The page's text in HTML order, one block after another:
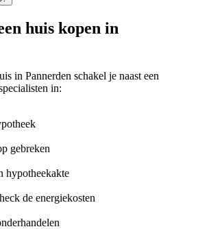
huis kopen in
in Pannerden schakel je naast een
in:
gebreken
hypotheekakte
de energiekosten